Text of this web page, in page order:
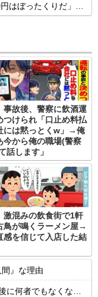
日本人の反応が真っ二つに
事故後、警察に飲酒運
つけられ「口止め料払
には黙っとくw」→俺
今から俺の職場(警察
話します」
激混みの飲食街で1軒
鳥が鳴くラーメン屋→
感を信じて入店した結
』な理由
者でもなくなるwww